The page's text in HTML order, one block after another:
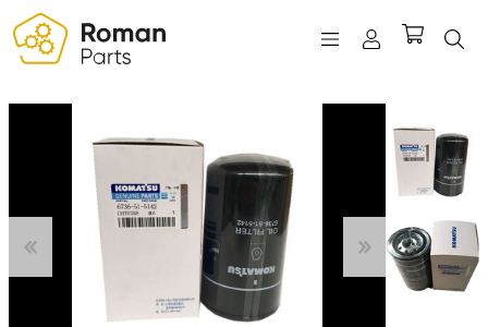
INICIAR SESIÓN
WISHLIST (0)